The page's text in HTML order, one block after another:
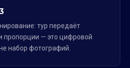
тур передаёт
пропорции — это цифровой
набор фотографий.